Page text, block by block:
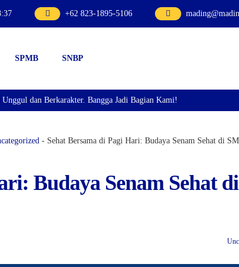
:38 +62 823-1895-5106
SPMB SNBP
dan Berkarakter. Bangga Jadi Bagian Kami!
- Sehat Bersama di Pagi Hari: Budaya Senam Sehat di
Budaya Senam Sehat di